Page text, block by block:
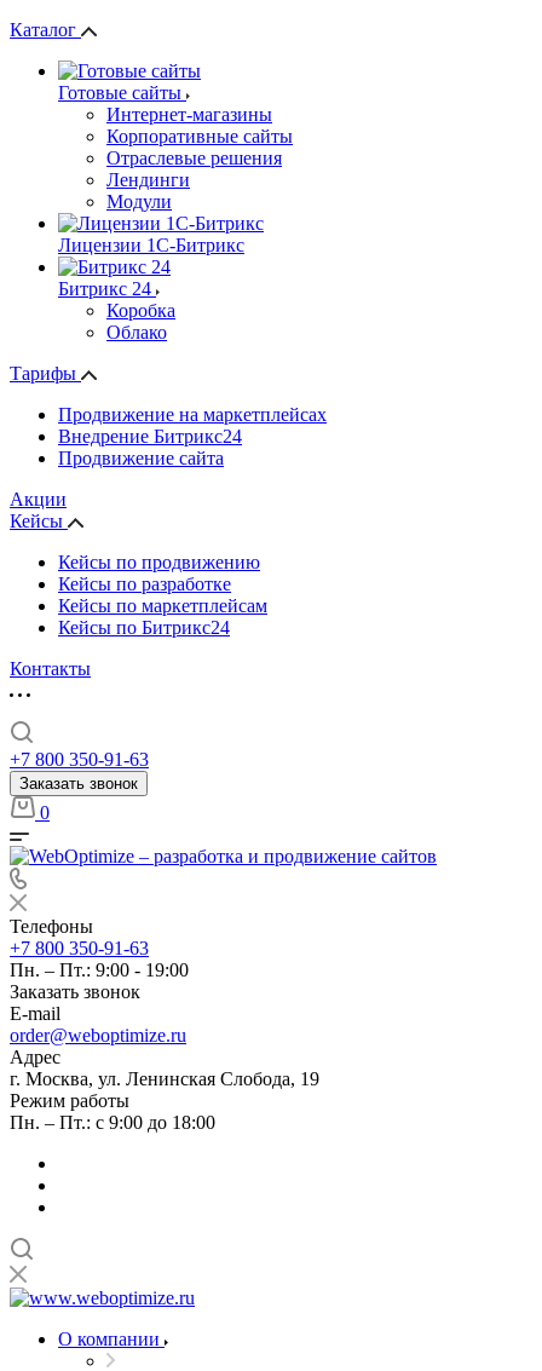
Каталог
Готовые сайты
Интернет-магазины
Корпоративные сайты
Отраслевые решения
Лендинги
Модули
Лицензии 1С-Битрикс
Битрикс 24
Коробка
Облако
Тарифы
Продвижение на маркетплейсах
Внедрение Битрикс24
Продвижение сайта
Акции
Кейсы
Кейсы по продвижению
Кейсы по разработке
Кейсы по маркетплейсам
Кейсы по Битрикс24
Контакты
+7 800 350-91-63
Заказать звонок
0
Телефоны
+7 800 350-91-63
Пн. – Пт.: 9:00 - 19:00
Заказать звонок
E-mail
order@weboptimize.ru
Адрес
г. Москва, ул. Ленинская Слобода, 19
Режим работы
Пн. – Пт.: с 9:00 до 18:00
О компании